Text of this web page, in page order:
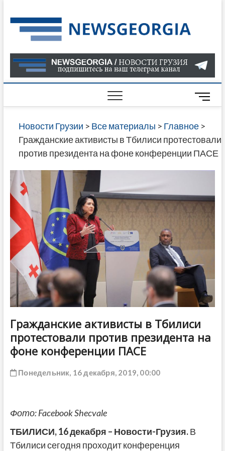
to
content
О
В
ГРУЗИИ
САЙТЕ
M
e
n
u
B
o
n
Новости Грузии > Все материалы > Главное>
Гражданские активисты в Тбилиси протестовали
против президента на фоне конференции ПАСЕ
Гражданские активисты в Тбилиси
протестовали против президента на
фоне конференции ПАСЕ
Понедельник, 16 декабря, 2019, 00:00
Фото: Facebook Shecvale
ТБИЛИСИ, 16 декабря – Новости-Грузия.В
Тбилиси сегодня проходит конференция